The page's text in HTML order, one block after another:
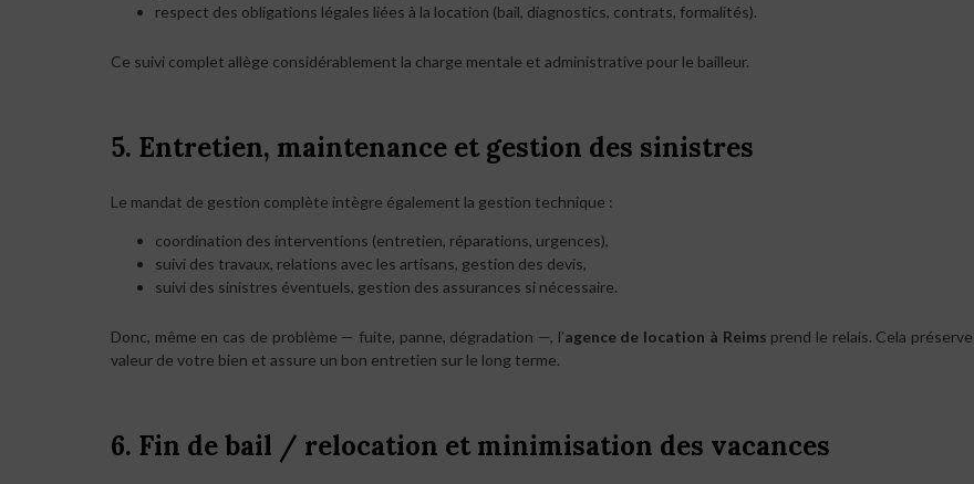
respect des obligations légales liées à la location (bail, diagnostics, contrats, formalités).
Ce suivi complet allège considérablement la charge mentale et administrative pour le bailleur.
5. Entretien, maintenance et gestion des sinistres
Le mandat de gestion complète intègre également la gestion technique :
coordination des interventions (entretien, réparations, urgences),
suivi des travaux, relations avec les artisans, gestion des devis,
suivi des sinistres éventuels, gestion des assurances si nécessaire.
Donc, même en cas de problème — fuite, panne, dégradation —, l’agence de location à Reims prend le relais. Cela
valeur de votre bien et assure un bon entretien sur le long terme.
6. Fin de bail / relocation et minimisation des vacances